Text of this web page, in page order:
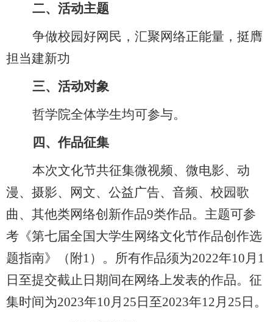
二、 活动主题
争做校园好网民，汇聚网络正能量，挺膺
担当建新功
三、 活动对象
哲学院全体学生均可参与。
四、作品征集
本次文化节共征集微视频、微电影、动
漫、摄影、网文、公益广告、音频、校园歌
曲、其他类网络创新作品9类作品。主题可参
考《第七届全国大学生网络文化节作品创作选
题指南》（附1）。所有作品须为2022年10月1
日至提交截止日期间在网络上发表的作品。征
集时间为2023年10月 25日至2023年12月 25 日。